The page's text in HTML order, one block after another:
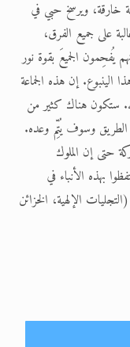
خارقة، ويرسخ حبي في
على جميع الفرق،
يُفحِمون الجميعَ بقوة نور
إن هذه الجماعة
ستكون هناك كثير من
الطريق وسوف يُتِّم وعده.
حتى إن الملوك
بهذه الأنباء في
الإلهية، الخزائن